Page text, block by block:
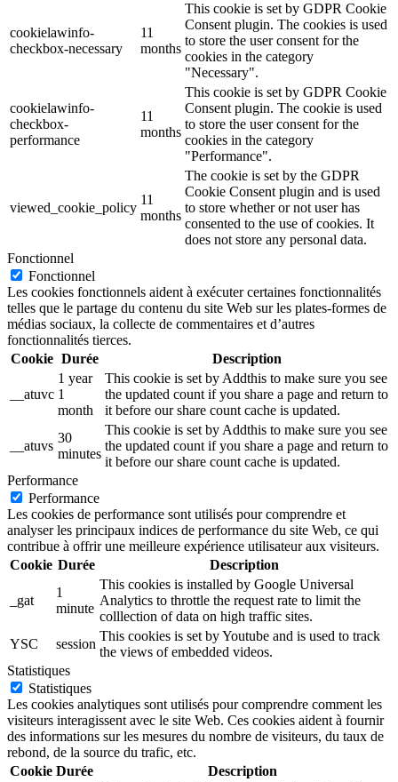
cookielawinfo-
checkbox-necessary
11
months
This cookie is set by GDPR Cookie
Consent plugin. The cookies is used
to store the user consent for the
cookies in the category
"Necessary".
cookielawinfo-
checkbox-
performance
11
months
This cookie is set by GDPR Cookie
Consent plugin. The cookie is used
to store the user consent for the
cookies in the category
"Performance".
viewed_cookie_policy
11
months
The cookie is set by the GDPR
Cookie Consent plugin and is used
to store whether or not user has
consented to the use of cookies. It
does not store any personal data.
Fonctionnel
Fonctionnel
Les cookies fonctionnels aident à exécuter certaines fonctionnalités
telles que le partage du contenu du site Web sur les plates-formes de
médias sociaux, la collecte de commentaires et d’autres
fonctionnalités tierces.
Cookie Durée Description
__atuvc
1 year
1
month
This cookie is set by Addthis to make sure you see
the updated count if you share a page and return to
it before our share count cache is updated.
__atuvs
30
minutes
This cookie is set by Addthis to make sure you see
the updated count if you share a page and return to
it before our share count cache is updated.
Performance
Performance
Les cookies de performance sont utilisés pour comprendre et
analyser les principaux indices de performance du site Web, ce qui
contribue à offrir une meilleure expérience utilisateur aux visiteurs.
Cookie Durée Description
_gat
1
minute
This cookies is installed by Google Universal
Analytics to throttle the request rate to limit the
colllection of data on high traffic sites.
YSC
session
This cookies is set by Youtube and is used to track
the views of embedded videos.
Statistiques
Statistiques
Les cookies analytiques sont utilisés pour comprendre comment les
visiteurs interagissent avec le site Web. Ces cookies aident à fournir
des informations sur les mesures du nombre de visiteurs, du taux de
rebond, de la source du trafic, etc.
Cookie Durée Description